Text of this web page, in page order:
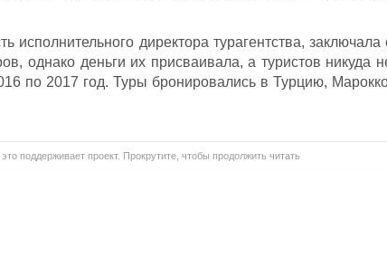
директора турагентства, заключала
однако деньги их присваивала, а туристов никуда
по 2017 год. Туры бронировались в Турцию,
поддерживает проект. Прокрутите, чтобы продолжить читать